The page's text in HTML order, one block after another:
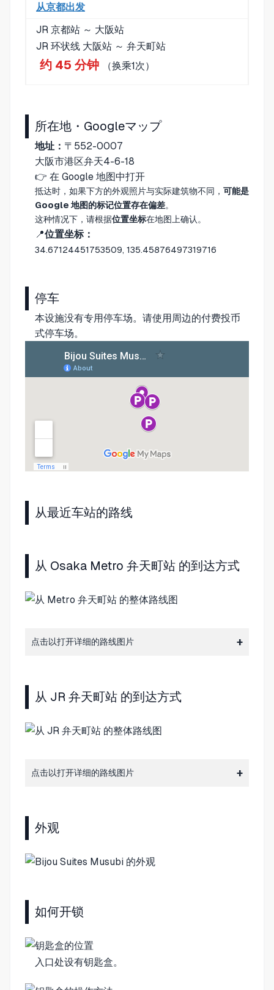
从京都出发
JR 京都站 ～ 大阪站
JR 环状线 大阪站 ～ 弁天町站
约 45 分钟 （换乘1次）
所在地・Googleマップ
地址： 〒552-0007
大阪市港区弁天4-6-18
👉 在 Google 地图中打开
抵达时，如果下方的外观照片与实际建筑物不同， 可能是
Google 地图的标记位置存在偏差。
这种情况下，请根据位置坐标在地图上确认。
📍位置坐标：
34.67124451753509, 135.45876497319716
停车
本设施没有专用停车场。请使用周边的付费投币
式停车场。
从最近车站的路线
从 Osaka Metro 弁天町站 的到达方式
点击以打开详细的路线图片
从 JR 弁天町站 的到达方式
点击以打开详细的路线图片
外观
如何开锁
入口处设有钥匙盒。